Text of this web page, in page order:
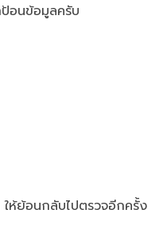
อนข้อมูลครับ
ย้อนกลับไปตรวจอีกครั้ง